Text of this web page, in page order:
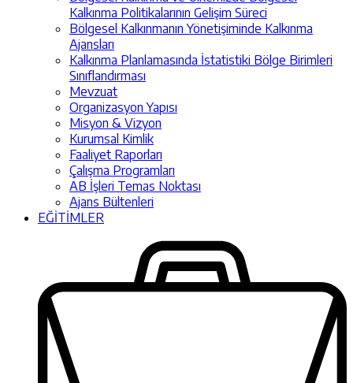
Kalkınma Politikalarının Gelişim Süreci
Bölgesel Kalkınmanın Yönetişiminde Kalkınma
Ajansları
Kalkınma Planlamasında İstatistiki Bölge Birimleri
Sınıflandırması
Mevzuat
Organizasyon Yapısı
Misyon & Vizyon
Kurumsal Kimlik
Faaliyet Raporları
Çalışma Programları
AB İşleri Temas Noktası
Ajans Bültenleri
EĞİTİMLER